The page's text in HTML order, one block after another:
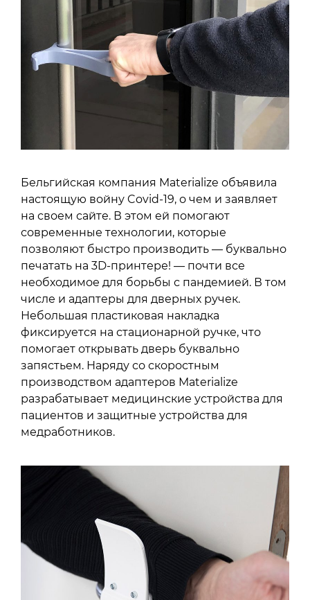
Бельгийская компания Materialize объявила
настоящую войну Covid-19, о чем и заявляет
на своем сайте. В этом ей помогают
современные технологии, которые
позволяют быстро производить — буквально
печатать на 3D-принтере! — почти все
необходимое для борьбы с пандемией. В том
числе и адаптеры для дверных ручек.
Небольшая пластиковая накладка
фиксируется на стационарной ручке, что
помогает открывать дверь буквально
запястьем. Наряду со скоростным
производством адаптеров Materialize
разрабатывает медицинские устройства для
пациентов и защитные устройства для
медработников.